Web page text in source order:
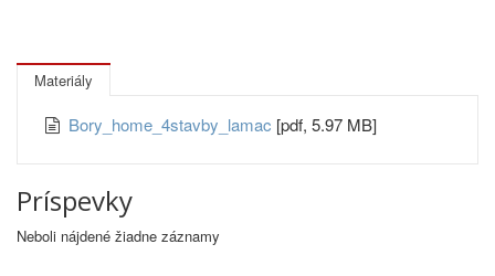
Materiály
Bory_home_4stavby_lamac [pdf, 5.97 MB]
Príspevky
Neboli nájdené žiadne záznamy